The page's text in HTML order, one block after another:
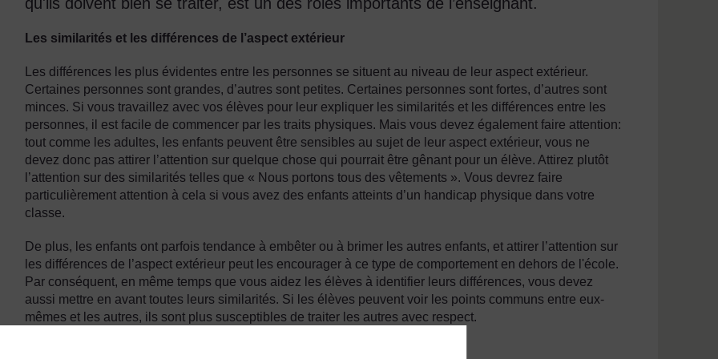
Les similarités et les différences de l’aspect extérieur
Les différences les plus évidentes entre les personnes se situent au niveau de leur aspect extérieur.
Certaines personnes sont grandes, d’autres sont petites. Certaines personnes sont fortes, d’autres sont
minces. Si vous travaillez avec vos élèves pour leur expliquer les similarités et les différences entre les
personnes, il est facile de commencer par les traits physiques. Mais vous devez également faire attention:
tout comme les adultes, les enfants peuvent être sensibles au sujet de leur aspect extérieur, vous ne
devez donc pas attirer l’attention sur quelque chose qui pourrait être gênant pour un élève. Attirez plutôt
l’attention sur des similarités telles que « Nous portons tous des vêtements ». Vous devrez faire
particulièrement attention à cela si vous avez des enfants atteints d’un handicap physique dans votre
classe.
De plus, les enfants ont parfois tendance à embêter ou à brimer les autres enfants, et attirer l’attention sur
les différences de l’aspect extérieur peut les encourager à ce type de comportement en dehors de l'école.
Par conséquent, en même temps que vous aidez les élèves à identifier leurs différences, vous devez
aussi mettre en avant toutes leurs similarités. Si les élèves peuvent voir les points communs entre eux-
mêmes et les autres, ils sont plus susceptibles de traiter les autres avec respect.